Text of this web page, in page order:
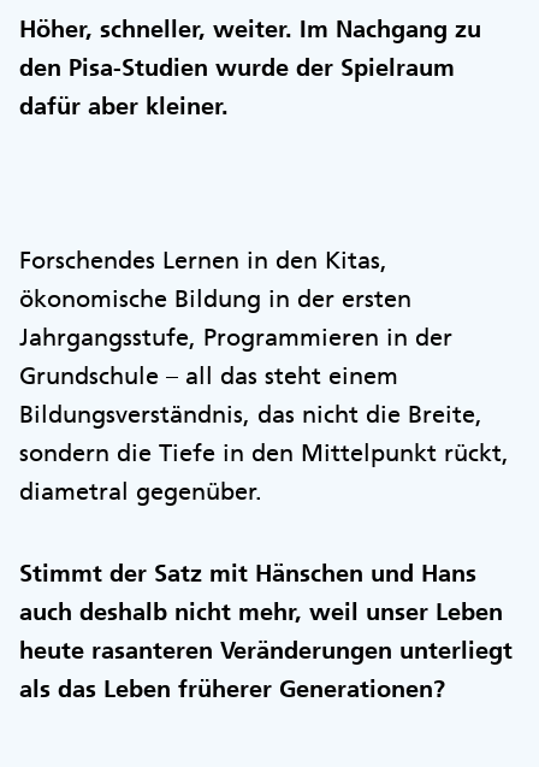
Höher, schneller, weiter. Im Nachgang zu
den Pisa-Studien wurde der Spielraum
dafür aber kleiner.
Forschendes Lernen in den Kitas,
ökonomische Bildung in der ersten
Jahrgangsstufe, Programmieren in der
Grundschule – all das steht einem
Bildungsverständnis, das nicht die Breite,
sondern die Tiefe in den Mittelpunkt rückt,
diametral gegenüber.
Stimmt der Satz mit Hänschen und Hans
auch deshalb nicht mehr, weil unser Leben
heute rasanteren Veränderungen unterliegt
als das Leben früherer Generationen?